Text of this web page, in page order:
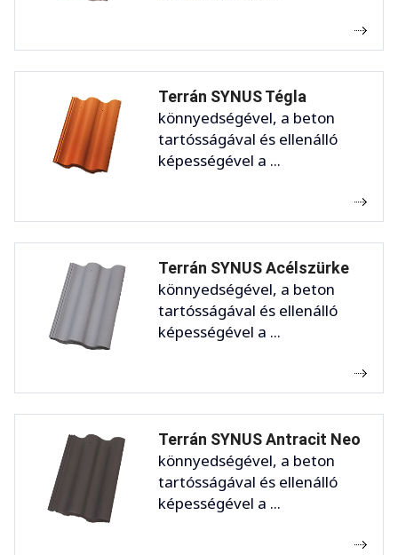
Terrán SYNUS Tégla
könnyedségével, a beton
tartósságával és ellenálló
képességével a ...
Terrán SYNUS Acélszürke
könnyedségével, a beton
tartósságával és ellenálló
képességével a ...
Terrán SYNUS Antracit Neo
könnyedségével, a beton
tartósságával és ellenálló
képességével a ...